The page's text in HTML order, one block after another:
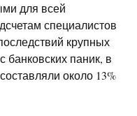
для всей
специалистов
крупных
банковских паник, в
около 13%